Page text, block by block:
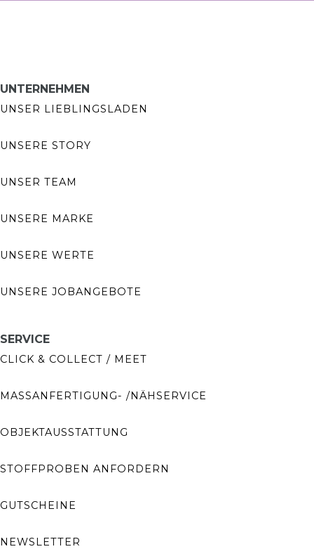
UNTERNEHMEN
UNSER LIEBLINGSLADEN
UNSERE STORY
UNSER TEAM
UNSERE MARKE
UNSERE WERTE
UNSERE JOBANGEBOTE
SERVICE
CLICK & COLLECT / MEET
MASSANFERTIGUNG- /NÄHSERVICE
OBJEKTAUSSTATTUNG
STOFFPROBEN ANFORDERN
GUTSCHEINE
NEWSLETTER